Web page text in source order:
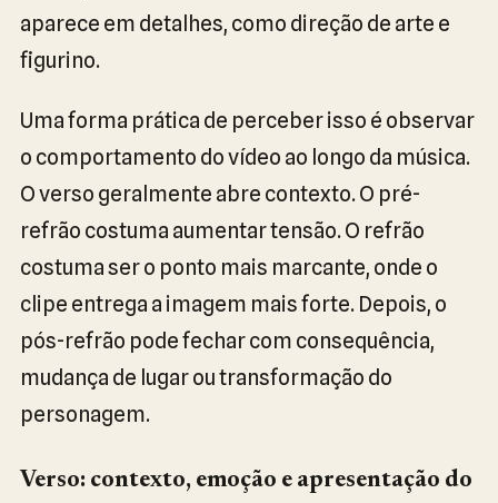
aparece em detalhes, como direção de arte e
figurino.
Uma forma prática de perceber isso é observar
o comportamento do vídeo ao longo da música.
O verso geralmente abre contexto. O pré-
refrão costuma aumentar tensão. O refrão
costuma ser o ponto mais marcante, onde o
clipe entrega a imagem mais forte. Depois, o
pós-refrão pode fechar com consequência,
mudança de lugar ou transformação do
personagem.
Verso: contexto, emoção e apresentação do